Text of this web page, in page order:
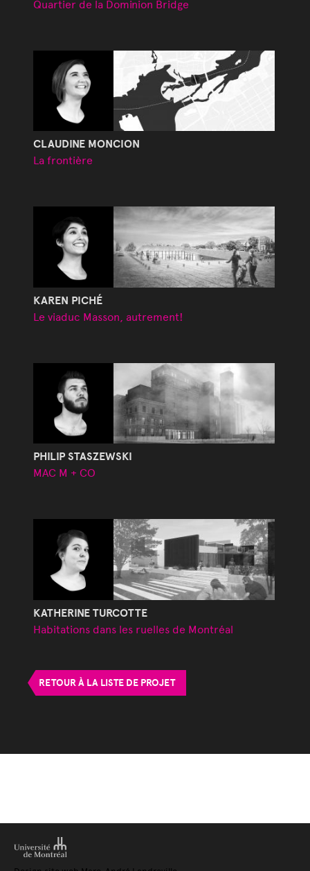
Quartier de la Dominion Bridge
CLAUDINE MONCION
La frontière
KAREN PICHÉ
Le viaduc Masson, autrement!
PHILIP STASZEWSKI
MAC M + CO
KATHERINE TURCOTTE
Habitations dans les ruelles de Montréal
RETOUR À LA LISTE DE PROJET